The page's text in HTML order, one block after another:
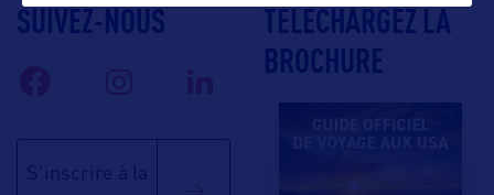
SUIVEZ-NOUS
S'inscrire à la
TÉLÉCHARGEZ LA
BROCHURE